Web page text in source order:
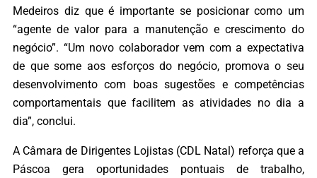
Medeiros diz que é importante se posicionar como um
“agente de valor para a manutenção e crescimento do
negócio”. “Um novo colaborador vem com a expectativa
de que some aos esforços do negócio, promova o seu
desenvolvimento com boas sugestões e competências
comportamentais que facilitem as atividades no dia a
dia”, conclui.
A Câmara de Dirigentes Lojistas (CDL Natal) reforça que a
Páscoa gera oportunidades pontuais de trabalho,